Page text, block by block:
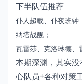
下半队伍推荐
仆人超载、仆夜班钟
纳塔战舰；
瓦雷莎、克洛琳德、
本期深渊，其实
心队员+各种对策